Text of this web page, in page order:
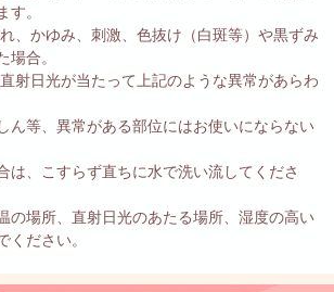
す。
、かゆみ、刺激、色抜け（白斑等）や黒ずみ
場合。
射日光が当たって上記のような異常があらわ
ん等、異常がある部位にはお使いにならない
は、こすらず直ちに水で洗い流してくださ
の場所、直射日光のあたる場所、湿度の高い
ください。